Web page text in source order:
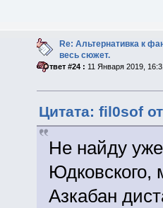
Re: Альтернативка к
весь сюжет.
«Ответ #24 : 11 Января 2019,
Цитата: fil0sof
Не найду
Юдковского,
Азкабан